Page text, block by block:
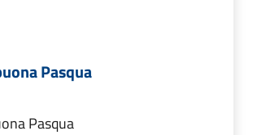
Pasqua
Pasqua